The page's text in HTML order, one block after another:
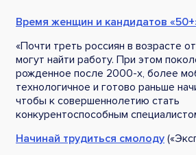
Время женщин и кандидатов
«Почти треть россиян в возрасте
могут найти работу. При этом
рожденное после 2000-х, более
технологичное и готово раньше
чтобы к совершеннолетию стать
конкурентоспособным
Начинай трудиться смолоду